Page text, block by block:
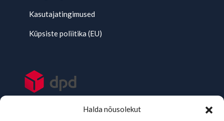
Halda nõusolekut
Kasutajatingimused
Küpsiste poliitika (EU)